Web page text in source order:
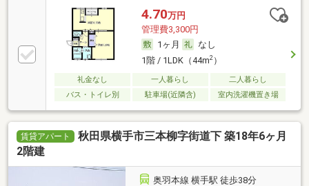
4.70万円
管理費3,300円
1ヶ月
なし
1階 / 1LDK（44m2）
礼金なし 一人暮らし
二人暮らし
バス・トイレ別
駐車場(近隣含) 室内洗濯機置き場
賃貸アパート
秋田県横手市三本柳字街道下 築18年6ヶ月
2階建
奥羽本線 横手駅 徒歩38分